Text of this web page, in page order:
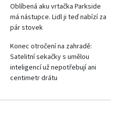
Oblíbená aku vrtačka Parkside
má nástupce. Lidl ji teď nabízí za
pár stovek
Konec otročení na zahradě:
Satelitní sekačky s umělou
inteligencí už nepotřebují ani
centimetr drátu